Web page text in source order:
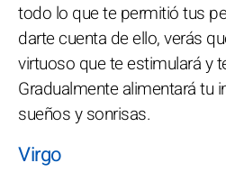
todo lo que te permitió tus
darte cuenta de ello, verás
virtuoso que te estimulará y
Gradualmente alimentará tu
sueños y sonrisas.
Virgo